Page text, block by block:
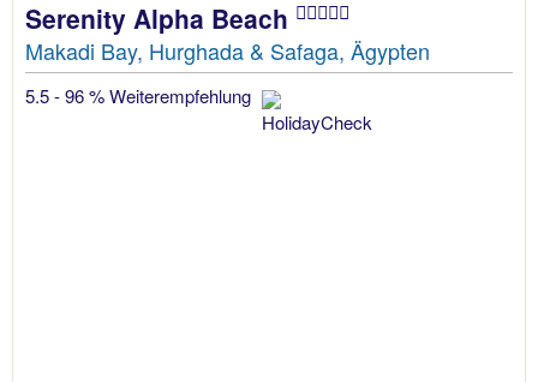
Serenity Alpha Beach
Makadi Bay, Hurghada & Safaga, Ägypten
5.5 - 96 % Weiterempfehlung